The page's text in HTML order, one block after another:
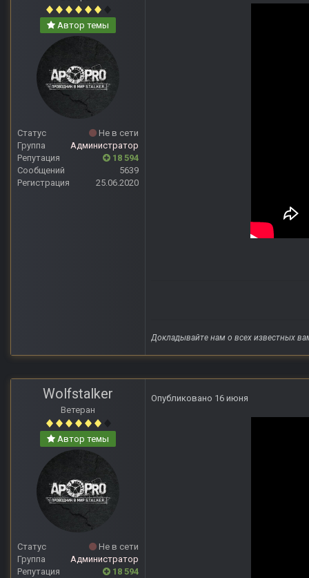
Автор темы
Статус
Не в сети
Группа
Администратор
Репутация
18 594
Сообщений
5639
Регистрация
25.06.2020
Докладывайте нам о всех известных
Wolfstalker
Ветеран
Автор темы
Статус
Не в сети
Группа
Администратор
Репутация
18 594
Опубликовано 16 июня